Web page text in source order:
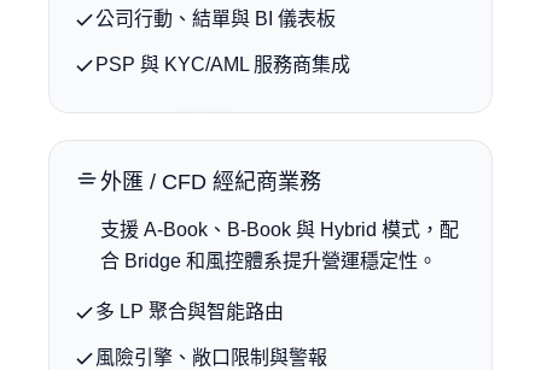
公司行動、結單與 BI 儀表板
PSP 與 KYC/AML 服務商集成
外匯 / CFD 經紀商業務
支援 A-Book、B-Book 與 Hybrid 模式，配
合 Bridge 和風控體系提升營運穩定性。
多 LP 聚合與智能路由
風險引擎、敞口限制與警報